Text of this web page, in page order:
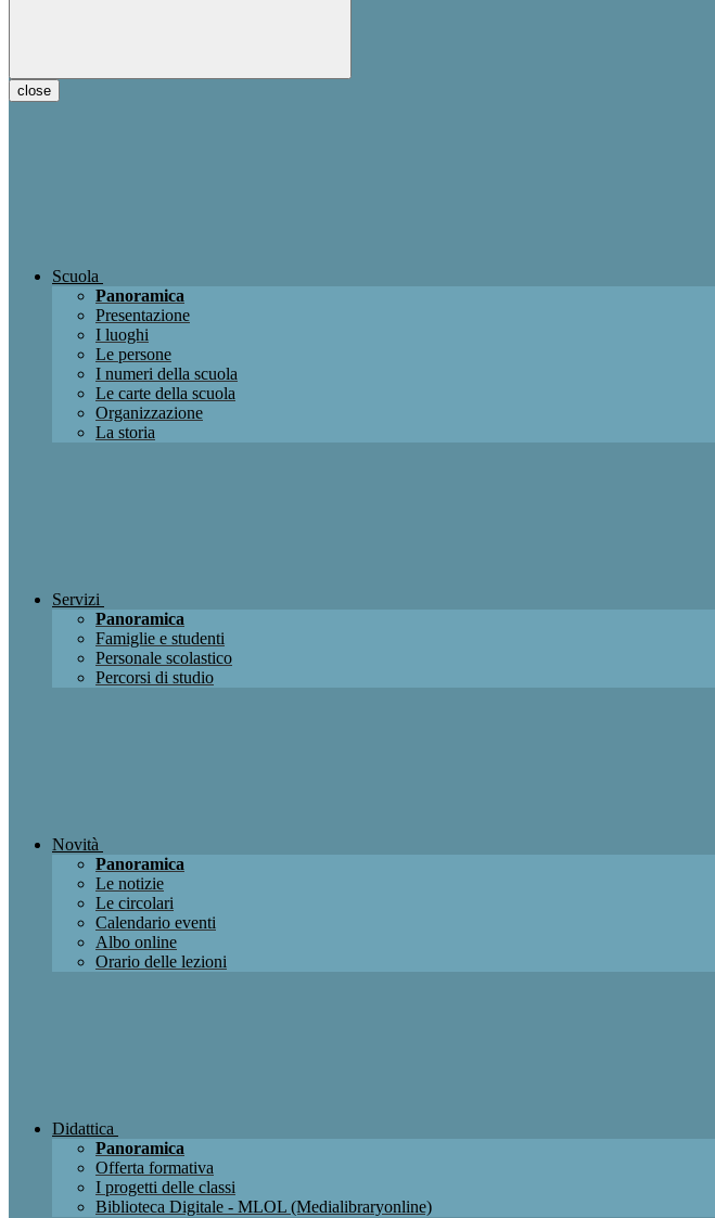
close
Scuola
Panoramica
Presentazione
I luoghi
Le persone
I numeri della scuola
Le carte della scuola
Organizzazione
La storia
Servizi
Panoramica
Famiglie e studenti
Personale scolastico
Percorsi di studio
Novità
Panoramica
Le notizie
Le circolari
Calendario eventi
Albo online
Orario delle lezioni
Didattica
Panoramica
Offerta formativa
I progetti delle classi
Biblioteca Digitale - MLOL (Medialibraryonline)